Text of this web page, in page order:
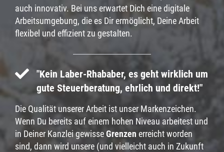
auch innovativ. Bei uns erwartet Dich eine digitale
Arbeitsumgebung, die es Dir ermöglicht, Deine Arbeit
flexibel und effizient zu gestalten.
"Kein Laber-Rhababer, es geht wirklich um
gute Steuerberatung, ehrlich und direkt!"
Die Qualität unserer Arbeit ist unser Markenzeichen.
Wenn Du bereits auf einem hohen Niveau arbeitest und
in Deiner Kanzlei gewisseGrenzen erreicht worden
sind, dann wird unsere (und vielleicht auch in Zukunft